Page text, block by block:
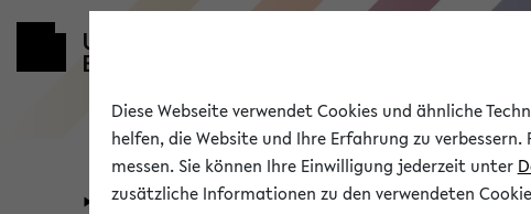
University Research
Diese Webseite verwendet Cookies und ähnliche
helfen, die Website und Ihre Erfahrung zu
messen. Sie können Ihre Einwilligung jederzeit unter
zusätzliche Informationen zu den verwendeten